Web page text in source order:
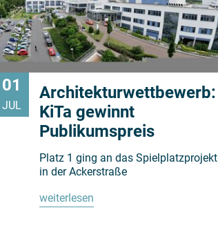
01
JUL
Architekturwettbewerb:
KiTa gewinnt
Publikumspreis
Platz 1 ging an das Spielplatzprojekt
in der Ackerstraße
weiterlesen